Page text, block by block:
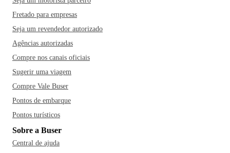
Fretado para empresas
Seja um revendedor autorizado
Agências autorizadas
Compre nos canais oficiais
Sugerir uma viagem
Compre Vale Buser
Pontos de embarque
Pontos turísticos
Sobre a Buser
Central de ajuda